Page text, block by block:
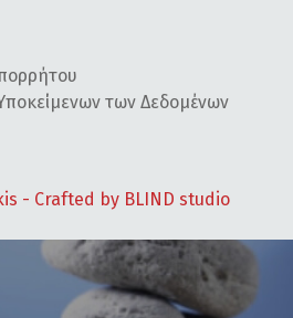
των Δεδομένων
- Crafted by BLIND studio